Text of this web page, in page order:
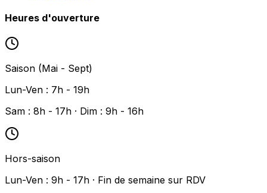
Heures d'ouverture
Saison (Mai - Sept)
Lun-Ven : 7h - 19h
Sam : 8h - 17h · Dim : 9h - 16h
Hors-saison
Lun-Ven : 9h - 17h · Fin de semaine sur RDV